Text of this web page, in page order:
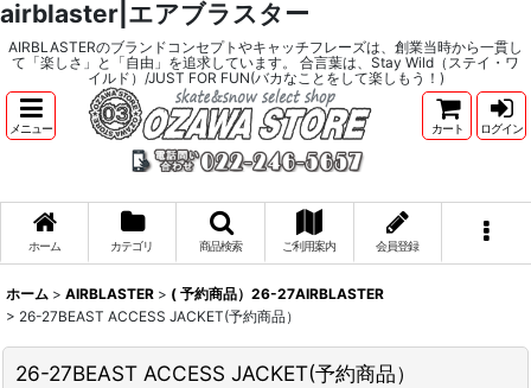
airblaster|エアブラスター
AIRBLASTERのブランドコンセプトやキャッチフレーズは、創業当時から一貫し
て「楽しさ」と「自由」を追求しています。 合言葉は、Stay Wild（ステイ・ワ
イルド）/JUST FOR FUN(バカなことをして楽しもう！)
メニュー カート ログイン
ホーム カテゴリ 商品検索 ご利用案内 会員登録
ホーム > AIRBLASTER > ( 予約商品）26-27AIRBLASTER
> 26-27BEAST ACCESS JACKET(予約商品）
26-27BEAST ACCESS JACKET(予約商品）